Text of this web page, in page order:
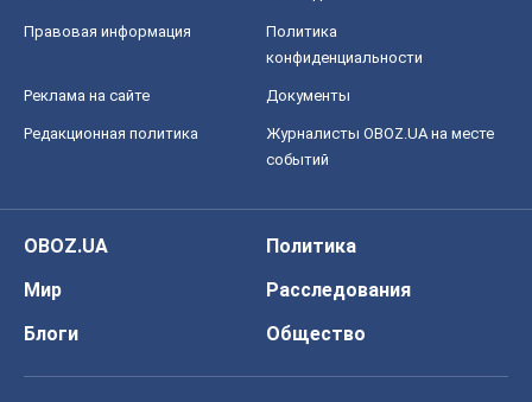
Правовая информация
Политика
конфиденциальности
Реклама на сайте Документы
Редакционная политика
Журналисты OBOZ.UA на месте
событий
OBOZ.UA
Политика
Мир
Расследования
Блоги
Общество